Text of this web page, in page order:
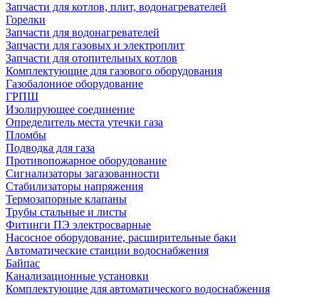
Запчасти для котлов, плит, водонагревателей
Горелки
Запчасти для водонагревателей
Запчасти для газовых и электроплит
Запчасти для отопительных котлов
Комплектующие для газового оборудования
Газобалонное оборудование
ГРПШ
Изолирующее соединение
Определитель места утечки газа
Пломбы
Подводка для газа
Противопожарное оборудование
Сигнализаторы загазованности
Стабилизаторы напряжения
Термозапорные клапаны
Трубы стальные и листы
Фитинги ПЭ электросварные
Насосное оборудование, расширительные баки
Автоматические станции водоснабжения
Байпас
Канализационные установки
Комплектующие для автоматического водоснабжения